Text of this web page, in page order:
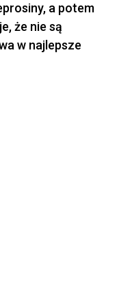
a potem
że nie są
w najlepsze